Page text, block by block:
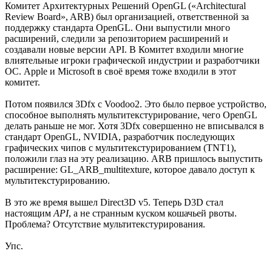
Комитет Архитектурных Решений OpenGL («Architectural
Review Board», ARB) был организацией, ответственной за
поддержку стандарта OpenGL. Они выпустили много
расширений, следили за репозиторием расширений и
создавали новые версии API. В Комитет входили многие
влиятельные игроки графической индустрии и разработчики
ОС. Apple и Microsoft в своё время тоже входили в этот
комитет.
Потом появился 3Dfx с Voodoo2. Это было первое устройство,
способное выполнять мультитекстурирование, чего OpenGL
делать раньше не мог. Хотя 3Dfx совершенно не вписывался в
стандарт OpenGL, NVIDIA, разработчик последующих
графических чипов с мультитекстурированием (TNT1),
положили глаз на эту реализацию. ARB пришлось выпустить
расширение: GL_ARB_multitexture, которое давало доступ к
мультитекстурированию.
В это же время вышел Direct3D v5. Теперь D3D стал
настоящимAPI, а не странным куском кошачьей рвоты.
Проблема? Отсутствие мультитекстурирования.
Упс.